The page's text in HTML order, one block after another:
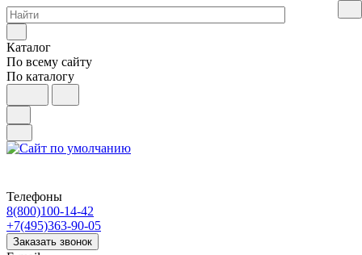
Каталог
По всему сайту
По каталогу
Телефоны
8(800)100-14-42
+7(495)363-90-05
Заказать звонок